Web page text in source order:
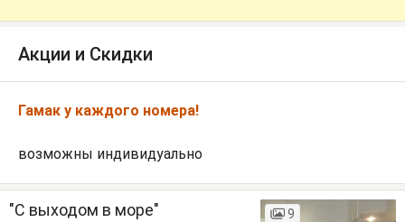
Акции и Скидки
Гамак у каждого номера!
возможны индивидуально
"С выходом в море" 9